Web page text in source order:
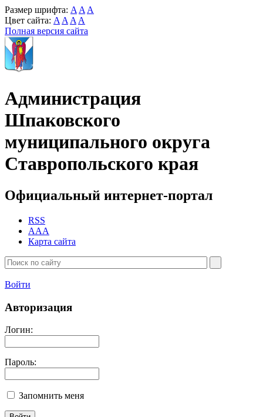
Размер шрифта: A A A
Цвет сайта: A A A A
Полная версия сайта
Администрация
Шпаковского
муниципального округа
Ставропольского края
Официальный интернет-портал
RSS
AAA
Карта сайта
Войти
Авторизация
Логин:
Пароль:
Запомнить меня